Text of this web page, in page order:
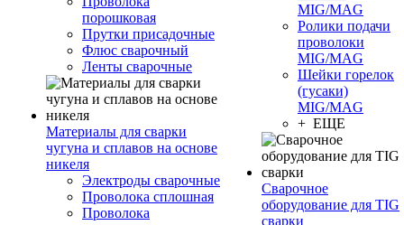
порошковая
Прутки присадочные
Флюс сварочный
Ленты сварочные
Материалы для сварки
чугуна и сплавов на основе
никеля
Электроды сварочные
Проволока сплошная
Проволока
MIG/MAG
Ролики подачи
проволоки
MIG/MAG
Шейки горелок
(гусаки)
MIG/MAG
+ ЕЩЕ
Сварочное
оборудование для TIG
сварки